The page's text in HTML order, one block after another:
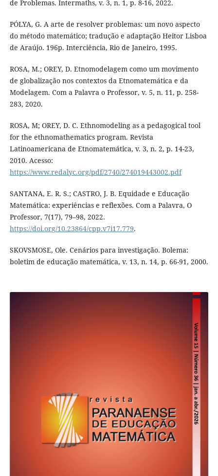
de Problemas. Intermaths, v. 3, n. 1, p. 8-16, 2022.
PÓLYA, G. A arte de resolver problemas: um novo aspecto
do método matemático; tradução e adaptação Heitor Lisboa
de Araújo. 196p. Interciência, Rio de Janeiro, 1995.
ROSA, M.; OREY, D. Etnomodelagem como um movimento
de globalização nos contextos da Etnomatemática e da
Modelagem. Com a Palavra o Professor, v. 5, n. 11, p. 258-
283, 2020.
ROSA, M; OREY, D. C. Ethnomodeling as a pedagogical tool
for the ethnomathematics program. Revista
Latinoamericana de Etnomatemática, v. 3, n. 2, p. 14-23,
2010. Acesso:
https://www.redalyc.org/pdf/2740/274019443002.pdf
SANTANA, E. R. S.; CASTRO, J. B. Equidade e Educação
Matemática: experiências e reflexões. Com a Palavra, O
Professor, 7(17), 79–98, 2022.
https://doi.org/10.23864/cpp.v7i17.779.
SKOVSMOSE, Ole. Cenários para investigação. Bolema:
boletim de educação matemática, v. 13, n. 14, p. 66-91, 2000.